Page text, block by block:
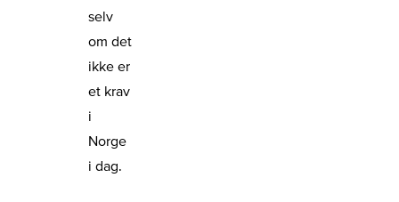
selv
om det
ikke er
et krav
i
Norge
i dag.